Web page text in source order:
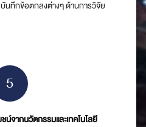
นทึกข้อตกลงต่างๆ ด้านการวิจัย
5
น์จากนวัตกรรมและเทคโนโลยี